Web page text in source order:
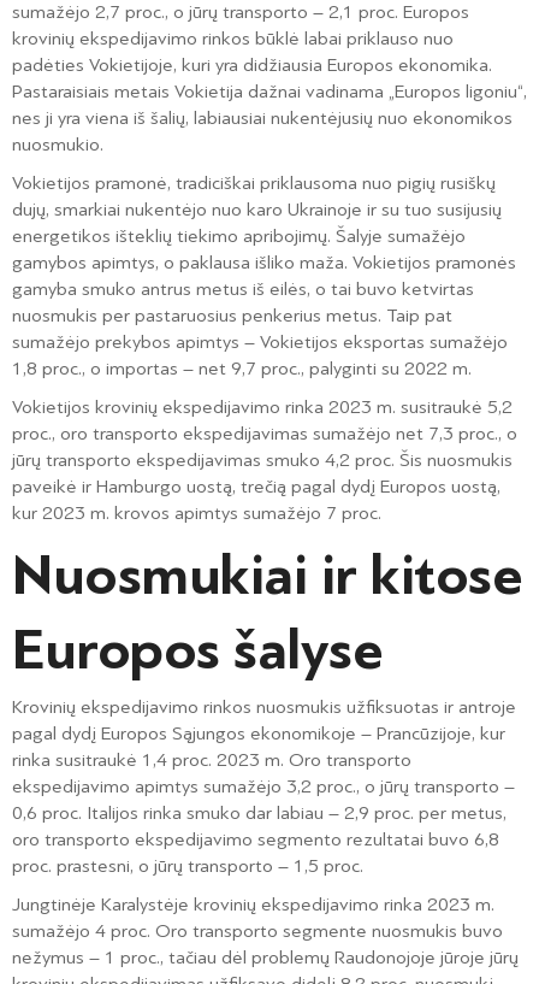
sumažėjo 2,7 proc., o jūrų transporto – 2,1 proc. Europos
krovinių ekspedijavimo rinkos būklė labai priklauso nuo
padėties Vokietijoje, kuri yra didžiausia Europos ekonomika.
Pastaraisiais metais Vokietija dažnai vadinama „Europos ligoniu“,
nes ji yra viena iš šalių, labiausiai nukentėjusių nuo ekonomikos
nuosmukio.
Vokietijos pramonė, tradiciškai priklausoma nuo pigių rusiškų
dujų, smarkiai nukentėjo nuo karo Ukrainoje ir su tuo susijusių
energetikos išteklių tiekimo apribojimų. Šalyje sumažėjo
gamybos apimtys, o paklausa išliko maža. Vokietijos pramonės
gamyba smuko antrus metus iš eilės, o tai buvo ketvirtas
nuosmukis per pastaruosius penkerius metus. Taip pat
sumažėjo prekybos apimtys – Vokietijos eksportas sumažėjo
1,8 proc., o importas – net 9,7 proc., palyginti su 2022 m.
Vokietijos krovinių ekspedijavimo rinka 2023 m. susitraukė 5,2
proc., oro transporto ekspedijavimas sumažėjo net 7,3 proc., o
jūrų transporto ekspedijavimas smuko 4,2 proc. Šis nuosmukis
paveikė ir Hamburgo uostą, trečią pagal dydį Europos uostą,
kur 2023 m. krovos apimtys sumažėjo 7 proc.
Nuosmukiai ir kitose
Europos šalyse
Krovinių ekspedijavimo rinkos nuosmukis užfiksuotas ir antroje
pagal dydį Europos Sąjungos ekonomikoje – Prancūzijoje, kur
rinka susitraukė 1,4 proc. 2023 m. Oro transporto
ekspedijavimo apimtys sumažėjo 3,2 proc., o jūrų transporto –
0,6 proc. Italijos rinka smuko dar labiau – 2,9 proc. per metus,
oro transporto ekspedijavimo segmento rezultatai buvo 6,8
proc. prastesni, o jūrų transporto – 1,5 proc.
Jungtinėje Karalystėje krovinių ekspedijavimo rinka 2023 m.
sumažėjo 4 proc. Oro transporto segmente nuosmukis buvo
nežymus – 1 proc., tačiau dėl problemų Raudonojoje jūroje jūrų